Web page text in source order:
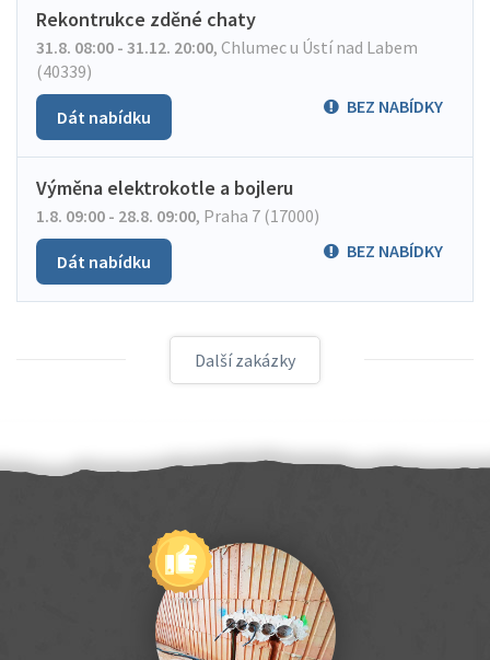
Rekontrukce zděné chaty
31.8. 08:00 - 31.12. 20:00, Chlumec u Ústí nad Labem
(40339)
BEZ NABÍDKY
Dát nabídku
Výměna elektrokotle a bojleru
1.8. 09:00 - 28.8. 09:00, Praha 7 (17000)
BEZ NABÍDKY
Dát nabídku
Další zakázky